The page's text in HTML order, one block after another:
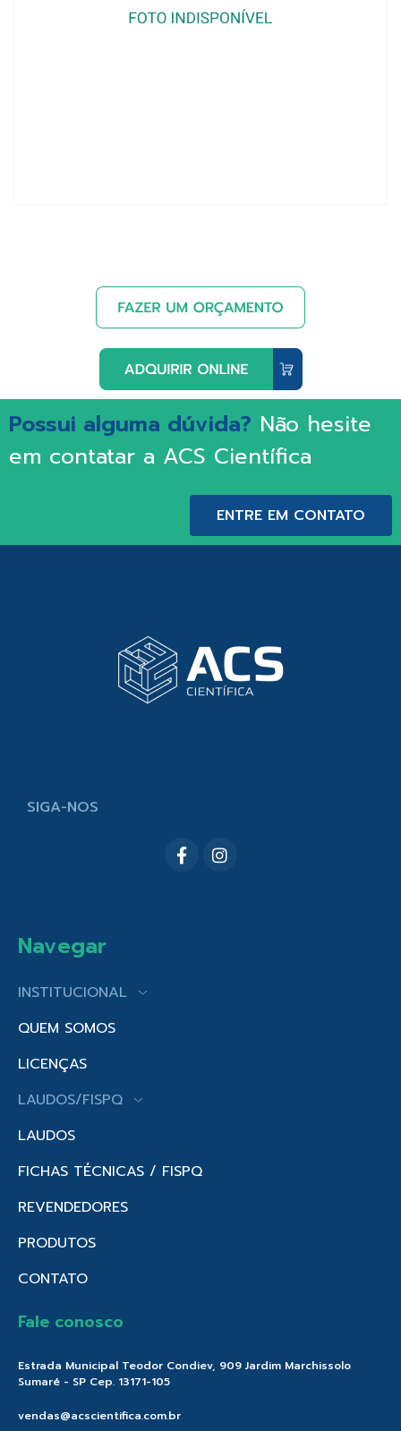
Possui alguma dúvida? Não hesite
em contatar a ACS Científica
ENTRE EM CONTATO
SIGA-NOS
Navegar
INSTITUCIONAL
QUEM SOMOS
LICENÇAS
LAUDOS/FISPQ
LAUDOS
FICHAS TÉCNICAS / FISPQ
REVENDEDORES
PRODUTOS
CONTATO
Fale conosco
Estrada Municipal Teodor Condiev, 909 Jardim Marchissolo
Sumaré - SP Cep. 13171-105
vendas@acscientifica.com.br